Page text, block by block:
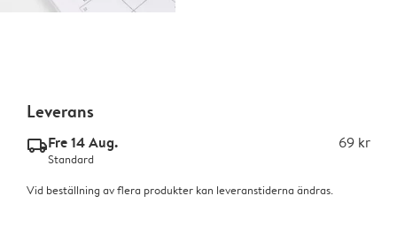
Leverans
delivery_standard_v2Fre 14 Aug. 69 kr
Standard
Vid beställning av flera produkter kan leveranstiderna ändras.